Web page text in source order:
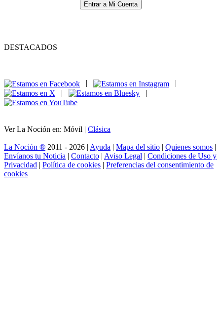
Entrar a Mi Cuenta
DESTACADOS
|
|
Ver La Noción en: Móvil | Clásica
La Noción ® 2011 - 2026 | Ayuda | Mapa del sitio | Quienes somos |
Envíanos tu Noticia | Contacto | Aviso Legal | Condiciones de Uso y
Privacidad | Política de cookies | Preferencias del consentimiento de
cookies